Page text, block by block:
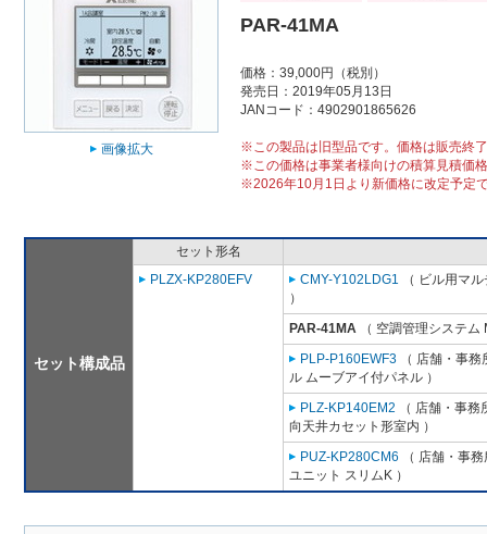
画像拡大
PAR-41MA
価格：39,000円（税別）
発売日：2019年05月13日
JANコード：4902901865626
※この製品は旧型品です。価格は販売終
※この価格は事業者様向けの積算見積価
※2026年10月1日より新価格に改定予定
セット構成品
セット形名
PLZX-KP280EFV
CMY-Y102LDG1 （ ビル用マ
）
PAR-41MA （ 空調管理システム
PLP-P160EWF3 （ 店舗・事
ル ムーブアイ付パネル ）
PLZ-KP140EM2 （ 店舗・事
向天井カセット形室内 ）
PUZ-KP280CM6 （ 店舗・事
ユニット スリムK ）